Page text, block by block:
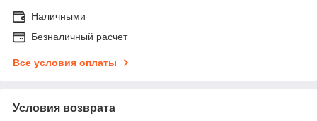
Наличными
Безналичный расчет
Все условия оплаты
Условия возврата